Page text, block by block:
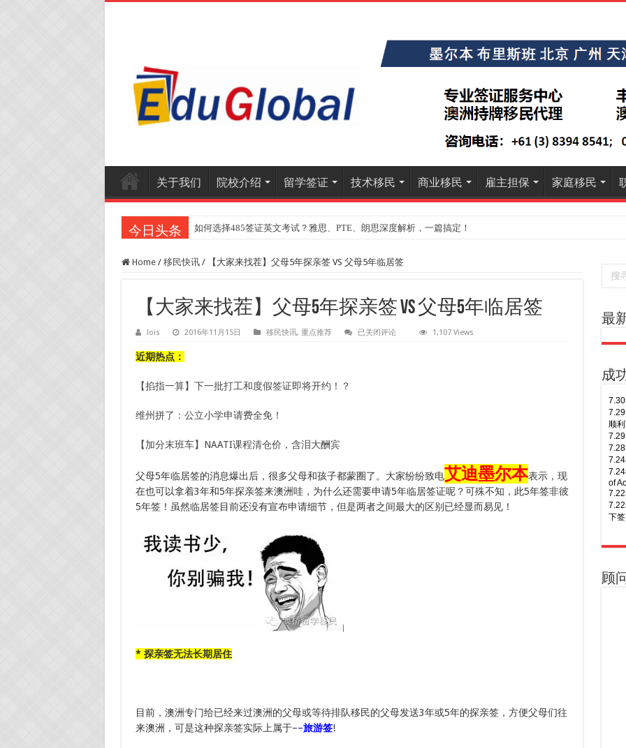
关于我们 院校介绍 留学签证 技术移民 商业移民 雇主担保 家庭移民
今日头条 如何选择485签证英文考试？雅思、PTE、朗思深度解析，一篇搞定！
2025年《澳洲金融评论报》大学排名出炉：一份关乎本地就业与声誉的择校指南
Home / 移民快讯 / 【大家来找茬】父母5年探亲签 VS 父母5年临居签
【大家来找茬】父母5年探亲签 VS 父母5年临居签
lois 2016年11月15日 移民快讯, 重点推荐
【大
母
5
年
临
已关闭评论 1,107 Views
近期热点：
【掐指一算】下一批打工和度假签证即将开约！？
维州拼了：公立小学申请费全免！
【加分末班车】NAATI课程清仓价，含泪大酬宾
父母5年临居签的消息爆出后，很多父母和孩子都蒙圈了。大家纷纷致电艾迪墨尔本表示，现
在也可以拿着3年和5年探亲签来澳洲哇，为什么还需要申请5年临居签证呢？可殊不知，此5年签非彼
5年签！虽然临居签目前还没有宣布申请细节，但是两者之间最大的区别已经显而易见！
* 探亲签无法长期居住
目前，澳洲专门给已经来过澳洲的父母或等待排队移民的父母发送3年或5年的探亲签，方便父母们往
来澳洲，可是这种探亲签实际上属于––旅游签!
最
成
8.6
顺
of
下
签！
顾